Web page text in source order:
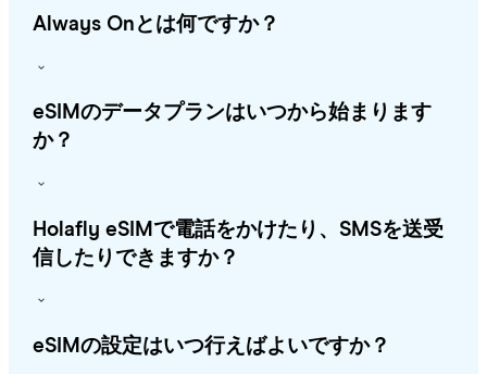
Always Onとは何ですか？
eSIMのデータプランはいつから始まります
か？
Holafly eSIMで電話をかけたり、SMSを送受
信したりできますか？
eSIMの設定はいつ行えばよいですか？